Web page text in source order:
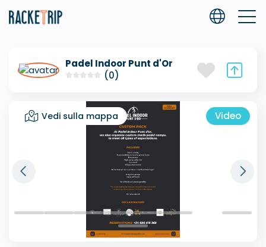
Padel Indoor Punt d'Or
(0)
Vedi sulla mappa Video